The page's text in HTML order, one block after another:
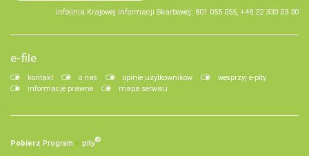
Infolinia Krajowej Informacji Skarbowej: 801 055 055, +48 22 330 03 30
e-file
kontakt o nas opinie użytkowników
wesprzyj e-pity
informacje prawne
mapa serwisu
Pobierz Program e‑pity®